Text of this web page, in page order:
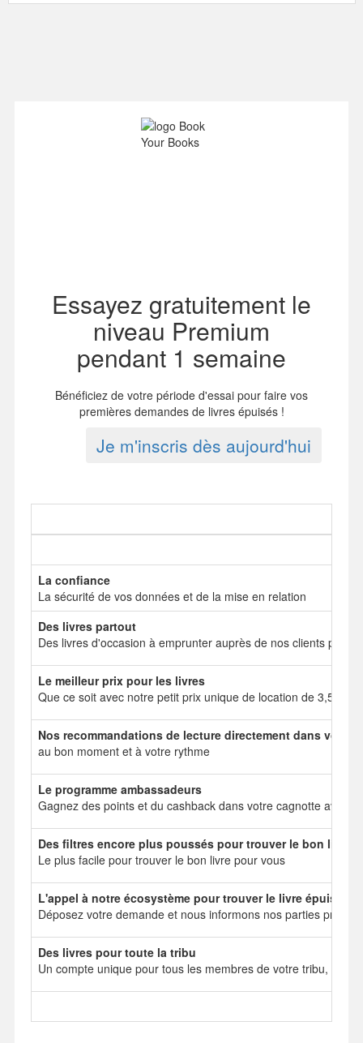
Essayez gratuitement le
niveau Premium
pendant 1 semaine
Bénéficiez de votre période d'essai pour faire vos
premières demandes de livres épuisés !
Je m'inscris dès aujourd'hui
La confiance
La sécurité de vos données et de la mise en relation
Des livres partout
Des livres d'occasion à emprunter auprès de nos clients
Le meilleur prix pour les livres
Que ce soit avec notre petit prix unique de location de 3,50
Nos recommandations de lecture directement dans votre
au bon moment et à votre rythme
Le programme ambassadeurs
Gagnez des points et du cashback dans votre cagnotte avec
Des filtres encore plus poussés pour trouver le bon livre
Le plus facile pour trouver le bon livre pour vous
L'appel à notre écosystème pour trouver le livre épuisé
Déposez votre demande et nous informons nos parties
Des livres pour toute la tribu
Un compte unique pour tous les membres de votre tribu, mais